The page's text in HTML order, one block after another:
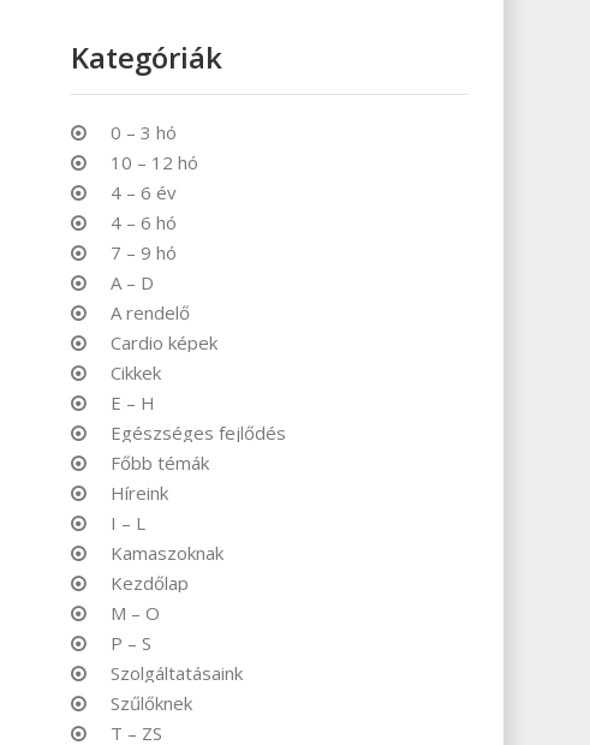
Kategóriák
0 – 3 hó
10 – 12 hó
4 – 6 év
4 – 6 hó
7 – 9 hó
A – D
A rendelő
Cardio képek
Cikkek
E – H
Egészséges fejlődés
Főbb témák
Híreink
I – L
Kamaszoknak
Kezdőlap
M – O
P – S
Szolgáltatásaink
Szűlőknek
T – ZS